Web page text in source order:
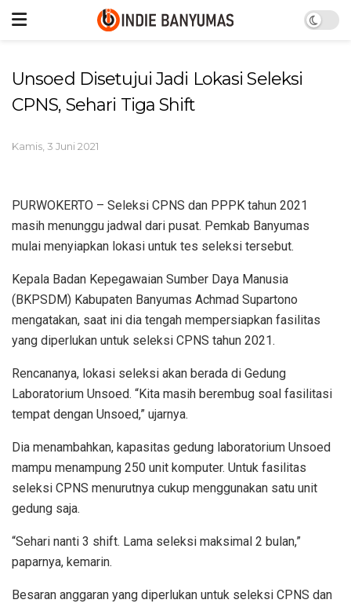
Unsoed Disetujui Jadi Lokasi Seleksi
CPNS, Sehari Tiga Shift
Kamis, 3 Juni 2021
PURWOKERTO – Seleksi CPNS dan PPPK tahun 2021
masih menunggu jadwal dari pusat. Pemkab Banyumas
mulai menyiapkan lokasi untuk tes seleksi tersebut.
Kepala Badan Kepegawaian Sumber Daya Manusia
(BKPSDM) Kabupaten Banyumas Achmad Supartono
mengatakan, saat ini dia tengah mempersiapkan fasilitas
yang diperlukan untuk seleksi CPNS tahun 2021.
Rencananya, lokasi seleksi akan berada di Gedung
Laboratorium Unsoed. “Kita masih berembug soal fasilitasi
tempat dengan Unsoed,” ujarnya.
Dia menambahkan, kapasitas gedung laboratorium Unsoed
mampu menampung 250 unit komputer. Untuk fasilitas
seleksi CPNS menurutnya cukup menggunakan satu unit
gedung saja.
“Sehari nanti 3 shift. Lama seleksi maksimal 2 bulan,”
paparnya, kemarin.
Besaran anggaran yang diperlukan untuk seleksi CPNS dan